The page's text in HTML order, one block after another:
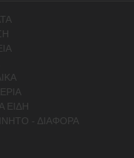
ΕΙΔΗ
- ΔΙΑΦΟΡΑ